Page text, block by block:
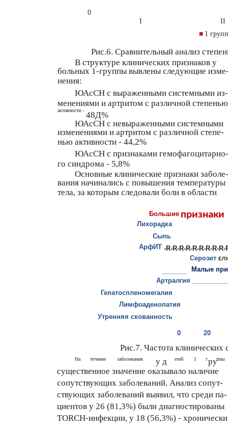
В структуре клинических признаков у
больных 1-группы вывлены следующие
нения:
ЮАсСН с выраженными системными из-
менениями и артритом с различной степенью
активности - 48Д%
ЮАсСН с невыраженными системными
изменениями и артритом с различной степе-
нью активности - 44,2%
ЮАсСН с признаками гемофагоцитарно-
го синдрома - 5,8%
Основные клинические признаки заболе-
вания начинались с повышения температуры
тела, за которым следовали боли в области
Большие признаки
Лихорадка
Сыпь
АрфИТ -R-R-R-R-R-R-R-R-
Серозит ЕЛУ
Малые
Артралгия
Гепатоспленомегалия
Лимфоаденопатия
Утренняя скованность
0 20
Рис.7. Частота
0
I
II
■ 1
Рис.6. Сравнительный анализ
На течение заболевания у д етей 1 группы
существенное значение оказывало наличие
сопутствующих заболеваний. Анализ сопут-
ствующих заболеваний выявил, что среди па-
циентов у 26 (81,3%) были диагностированы
TORCH-инфекции, у 18 (56,3%) -